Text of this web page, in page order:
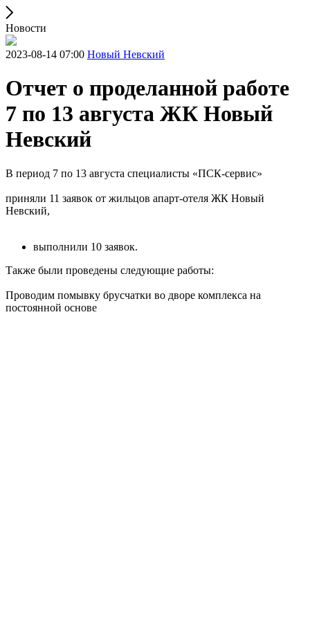
Новости
2023-08-14 07:00 Новый Невский
Отчет о проделанной работе
7 по 13 августа ЖК Новый
Невский
В период 7 по 13 августа специалисты «ПСК-сервис»
приняли 11 заявок от жильцов апарт-отеля ЖК Новый
Невский,
выполнили 10 заявок.
Также были проведены следующие работы:
Проводим помывку брусчатки во дворе комплекса на
постоянной основе